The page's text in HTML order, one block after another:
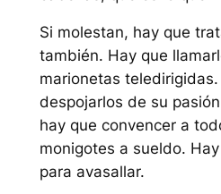
Si molestan, hay que
también. Hay que
marionetas
despojarlos de su
hay que convencer a
monigotes a sueldo.
para avasallar.